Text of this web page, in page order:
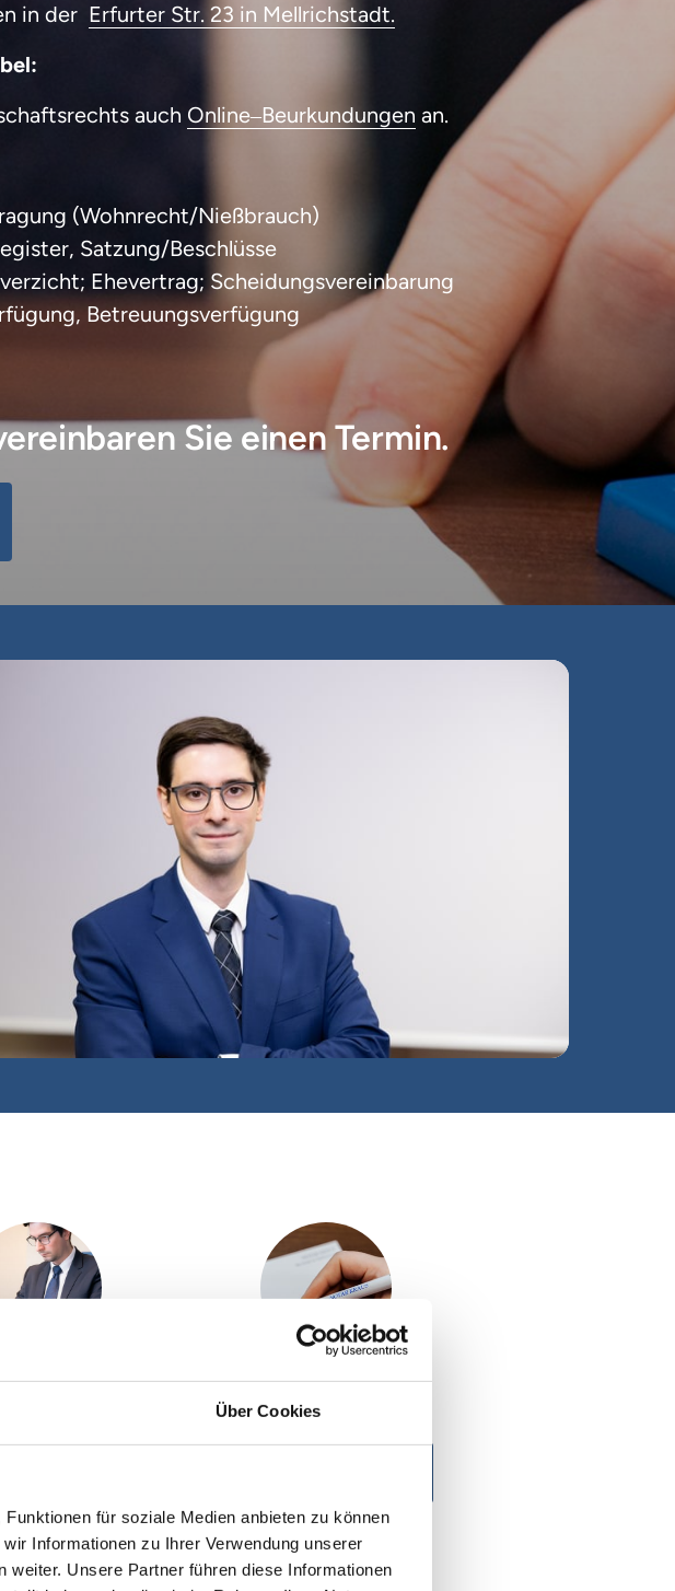
Über Cookies
für soziale Medien anbieten zu können
Informationen zu Ihrer Verwendung unserer
Unsere Partner führen diese Informationen
in der Erfurter Str. 23 in Mellrichstadt.
auch Online‒Beurkundungen an.
(Wohnrecht/Nießbrauch)
Satzung/Beschlüsse
Ehevertrag; Scheidungsvereinbarung
Betreuungsverfügung
Sie einen Termin.
& Downloads Online-Formulare